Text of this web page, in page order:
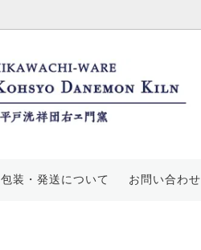
マグカップ
花瓶・装飾品
平戸菊花飾
平戸蕪絵
当窯について
包装・発送について お問い合わせ